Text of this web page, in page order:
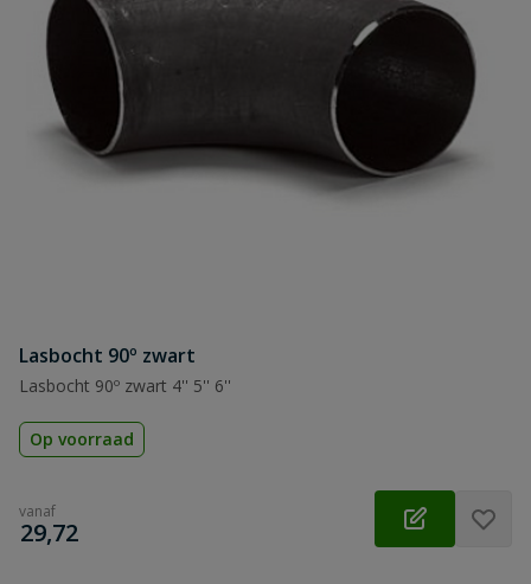
Lasbocht 90º zwart
Lasbocht 90º zwart 4'' 5'' 6''
Op voorraad
vanaf
€
29,72